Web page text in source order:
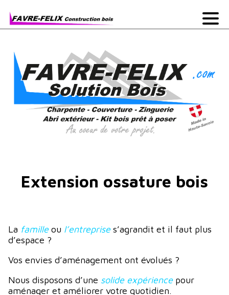
Extension ossature bois
La familleou l’entreprises’agrandit et il faut plus
d’espace ?
Vos envies d’aménagement ont évolués ?
Nous disposons d’une solide expérience pour
aménager et améliorer votre quotidien.